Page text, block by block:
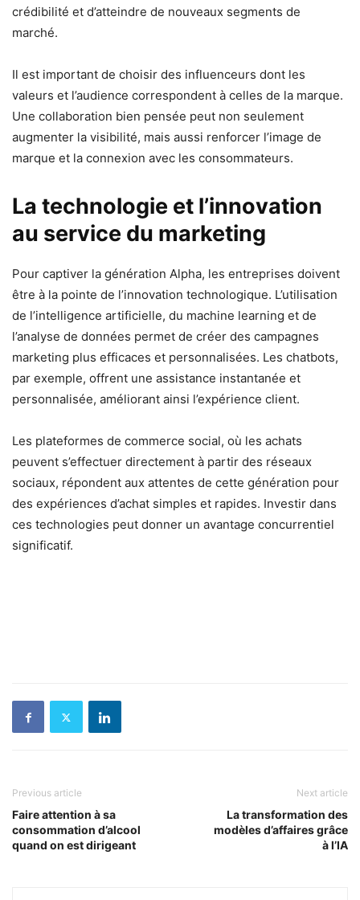
crédibilité et d’atteindre de nouveaux segments de
marché.
Il est important de choisir des influenceurs dont les
valeurs et l’audience correspondent à celles de la marque.
Une collaboration bien pensée peut non seulement
augmenter la visibilité, mais aussi renforcer l’image de
marque et la connexion avec les consommateurs.
La technologie et l’innovation
au service du marketing
Pour captiver la génération Alpha, les entreprises doivent
être à la pointe de l’innovation technologique. L’utilisation
de l’intelligence artificielle, du machine learning et de
l’analyse de données permet de créer des campagnes
marketing plus efficaces et personnalisées. Les chatbots,
par exemple, offrent une assistance instantanée et
personnalisée, améliorant ainsi l’expérience client.
Les plateformes de commerce social, où les achats
peuvent s’effectuer directement à partir des réseaux
sociaux, répondent aux attentes de cette génération pour
des expériences d’achat simples et rapides. Investir dans
ces technologies peut donner un avantage concurrentiel
significatif.
Previous article
Faire attention à sa
consommation d’alcool
quand on est dirigeant
Next article
La transformation des
modèles d’affaires grâce
à l’IA